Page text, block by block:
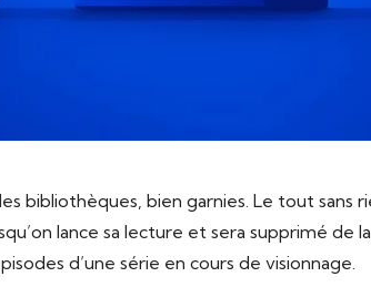
bibliothèques, bien garnies. Le tout sans
lance sa lecture et sera supprimé de
d’une série en cours de visionnage.